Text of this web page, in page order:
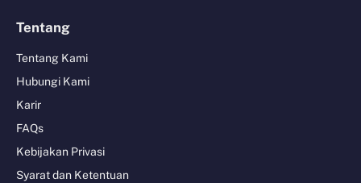
Tentang
Tentang Kami
Hubungi Kami
Karir
FAQs
Kebijakan Privasi
Syarat dan Ketentuan